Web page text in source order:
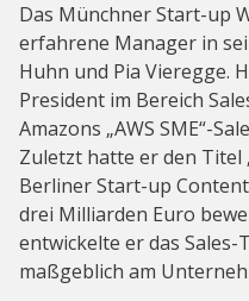
Das Münchner Start-up
erfahrene Manager in
Huhn und Pia Vieregge.
President im Bereich
Amazons „AWS SME“-
Zuletzt hatte er den Titel
Berliner Start-up
drei Milliarden Euro
entwickelte er das
maßgeblich am